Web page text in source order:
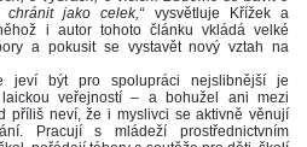
jako celek,“ vysvětluje Křížek a
i autor tohoto článku vkládá velké
a pokusit se vystavět nový vztah na
jeví být pro spolupráci nejslibnější je
veřejností – a bohužel ani mezi
příliš neví, že i myslivci se aktivně věnují
Pracují s mládeží prostřednictvním